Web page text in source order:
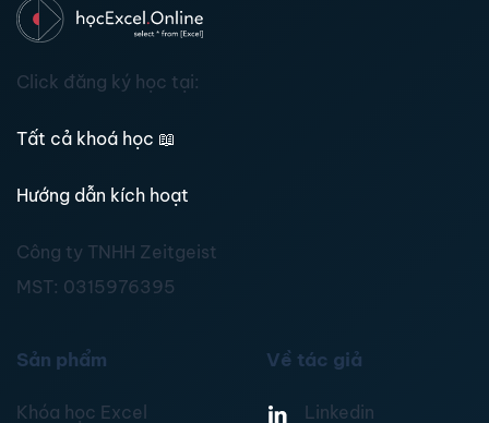
Click đăng ký học tại:
Tất cả khoá học 📖
Hướng dẫn kích hoạt
Công ty TNHH Zeitgeist
MST: 0315976395
Sản phẩm
Khóa học Excel
Về tác giả
Linkedin